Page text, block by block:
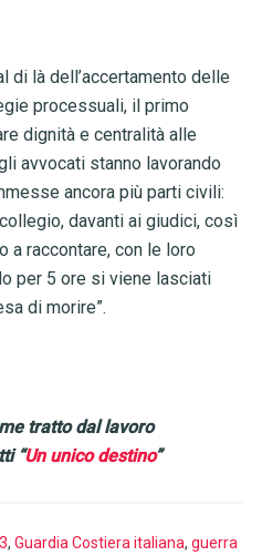
di là dell’accertamento delle
processuali, il primo
dignità e centralità alle
avvocati stanno lavorando
ancora più parti civili:
davanti ai giudici, così
a raccontare, con le loro
per 5 ore si viene lasciati
di morire”.
tratto dal lavoro
“Un unico destino”
, Guardia Costiera italiana, guerra